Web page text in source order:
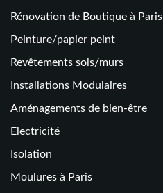
Rénovation de Boutique à Paris
Peinture/papier peint
Revêtements sols/murs
Installations Modulaires
Aménagements de bien-être
Electricité
Isolation
Moulures à Paris